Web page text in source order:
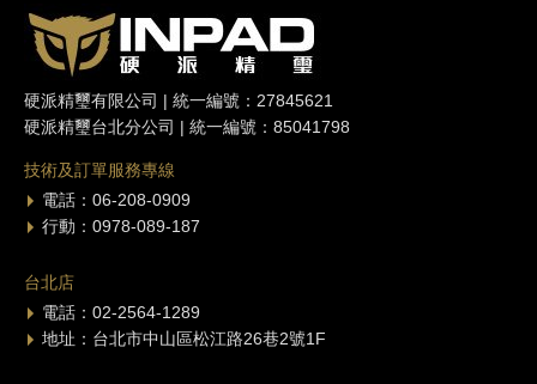
硬派精璽有限公司 | 統一編號：27845621
硬派精璽台北分公司 | 統一編號：85041798
技術及訂單服務專線
電話：06-208-0909
行動：0978-089-187
台北店
電話：02-2564-1289
地址：台北市中山區松江路26巷2號1F